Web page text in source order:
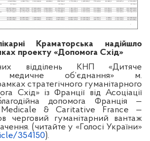
Краматорська надійшло
проекту «Допомога Схід»
відділень КНП «Дитяче
медичне об’єднання» м.
стратегічного гуманітарного
Схід» із Франції від Асоціації
допомога Франція —
Medicale & Caritative France —
черговий гуманітарний вантаж
(читайте у «Голосі України»
354150).